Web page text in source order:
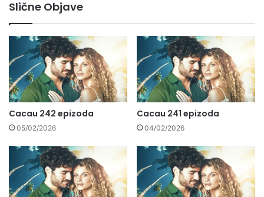
Slične Objave
Cacau 242 epizoda
05/02/2026
Cacau 241 epizoda
04/02/2026